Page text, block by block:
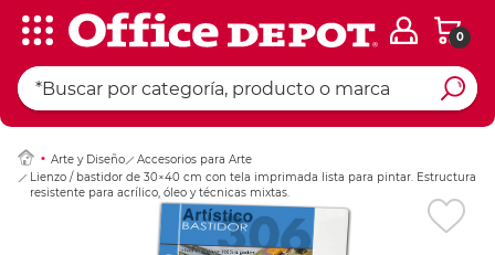
0
Arte y Diseño
Accesorios para Arte
Lienzo / bastidor de 30×40 cm con tela imprimada lista para pintar. Estructura
resistente para acrílico, óleo y técnicas mixtas.
Ingresar Codigo